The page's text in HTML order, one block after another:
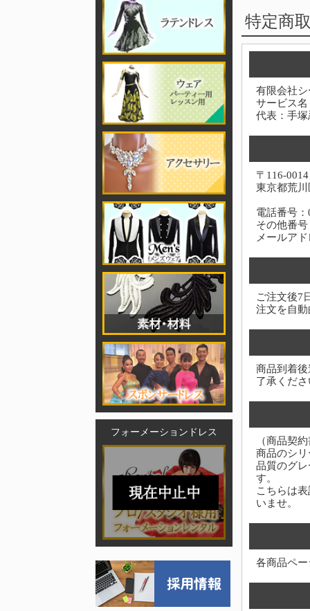
フォーメーションドレス
特定商
有限会社シ
サービス
代表：手塚
〒116-0014
東京都荒
電話番号
その他番
メールア
ご注文後7
注文を自
商品到着
了承くだ
（商品契
商品のシ
品質のグ
す。
こちらは
いませ。
各商品ペ